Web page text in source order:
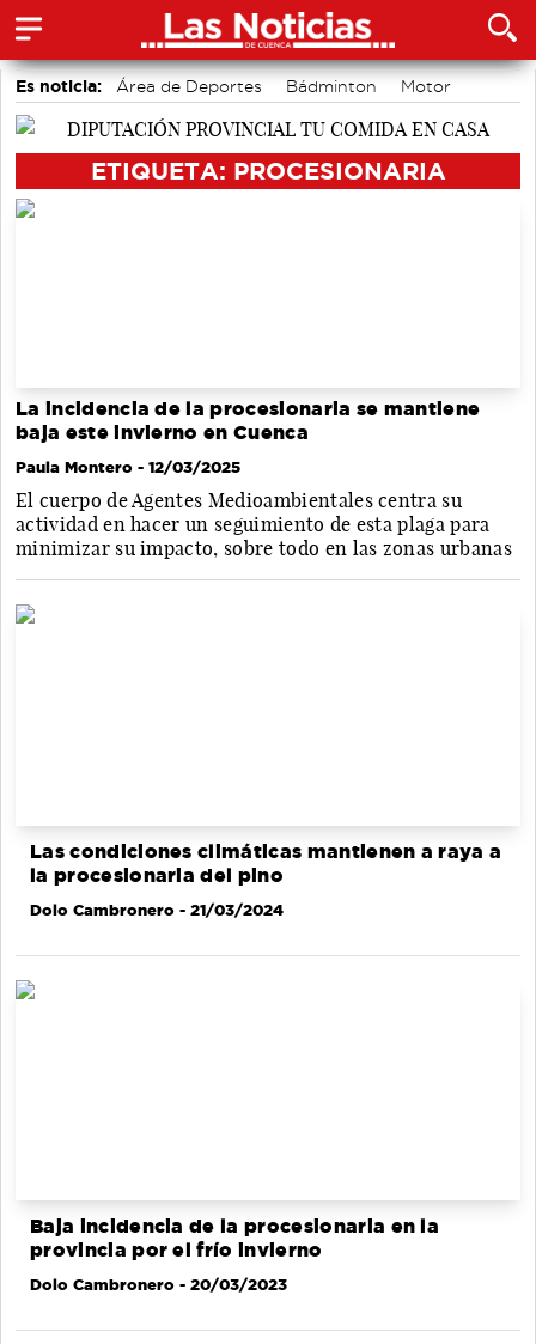
Es noticia: Área de Deportes Bádminton
Motor
Medio Ambiente
ETIQUETA: PROCESIONARIA
La incidencia de la procesionaria se mantiene
baja este invierno en Cuenca
Paula Montero - 12/03/2025
El cuerpo de Agentes Medioambientales centra su
actividad en hacer un seguimiento de esta plaga para
minimizar su impacto, sobre todo en las zonas urbanas
Las condiciones climáticas mantienen a raya a
la procesionaria del pino
Dolo Cambronero - 21/03/2024
Baja incidencia de la procesionaria en la
provincia por el frío invierno
Dolo Cambronero - 20/03/2023